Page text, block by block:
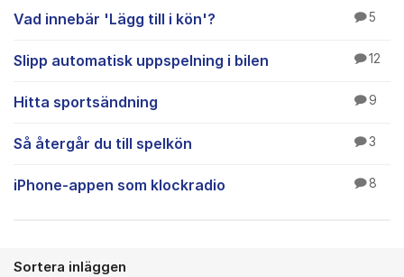
Vad innebär 'Lägg till i kön'? 5
Slipp automatisk uppspelning i bilen 12
Hitta sportsändning 9
Så återgår du till spelkön 3
iPhone-appen som klockradio 8
Sortera inläggen